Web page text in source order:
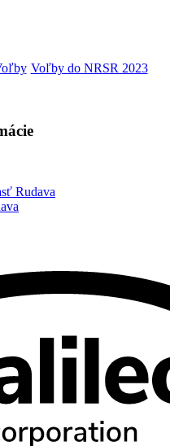
Voľby do NRSR 2023
Rudava